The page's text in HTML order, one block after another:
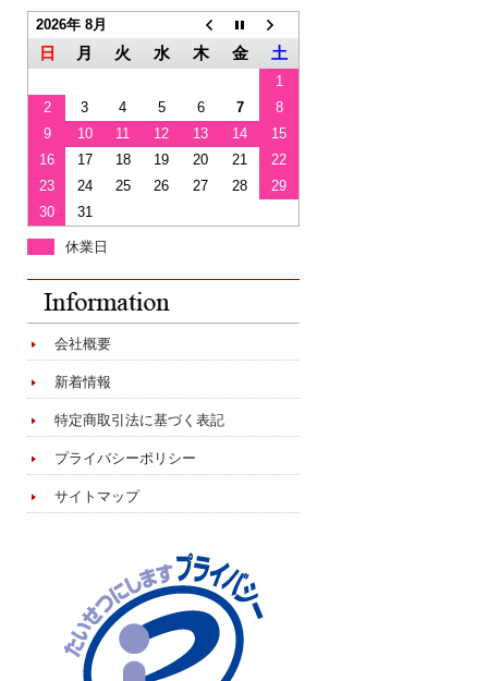
2026年 8月
日 月 火 水 木 金 土
1
2
3 4 5 6 7
8
9
10 11 12 13 14
15
16
17 18 19 20 21
22
23
24 25 26 27 28
29
30
31
休業日
会社概要
新着情報
特定商取引法に基づく表記
プライバシーポリシー
サイトマップ